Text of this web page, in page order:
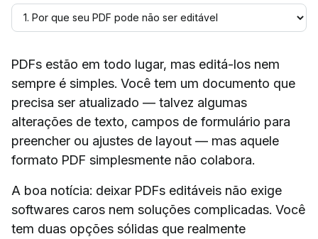
PDFs estão em todo lugar, mas editá-los nem
sempre é simples. Você tem um documento que
precisa ser atualizado — talvez algumas
alterações de texto, campos de formulário para
preencher ou ajustes de layout — mas aquele
formato PDF simplesmente não colabora.
A boa notícia: deixar PDFs editáveis não exige
softwares caros nem soluções complicadas. Você
tem duas opções sólidas que realmente